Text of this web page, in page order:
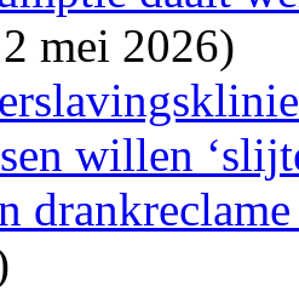
mei 2026)
willen